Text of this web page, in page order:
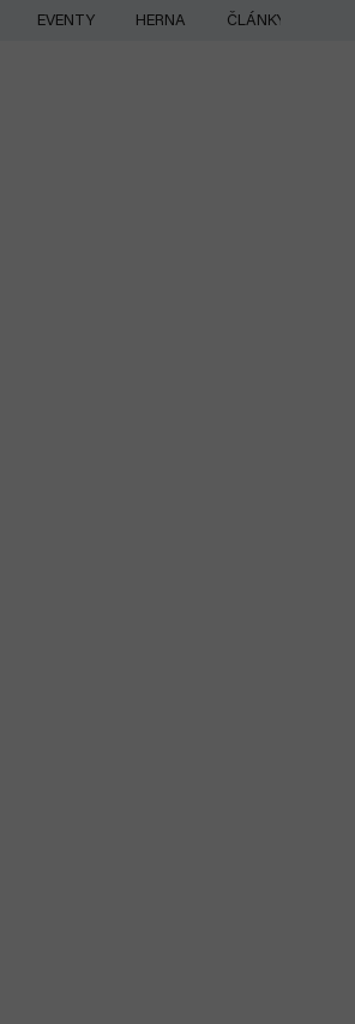
EVENTY HERNA ČLÁNKY